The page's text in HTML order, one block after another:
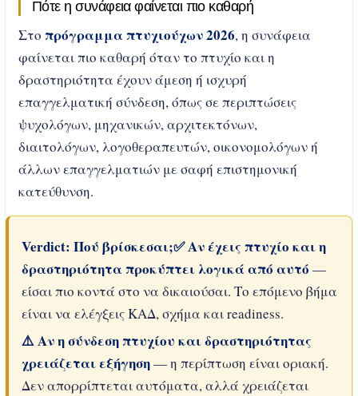
Πότε η συνάφεια φαίνεται πιο καθαρή
Στο πρόγραμμα πτυχιούχων 2026, η συνάφεια
φαίνεται πιο καθαρή όταν το πτυχίο και η
δραστηριότητα έχουν άμεση ή ισχυρή
επαγγελματική σύνδεση, όπως σε περιπτώσεις
ψυχολόγων, μηχανικών, αρχιτεκτόνων,
διαιτολόγων, λογοθεραπευτών, οικονομολόγων ή
άλλων επαγγελματιών με σαφή επιστημονική
κατεύθυνση.
Verdict: Πού βρίσκεσαι;✅ Αν έχεις πτυχίο και η
δραστηριότητα προκύπτει λογικά από αυτό —
είσαι πιο κοντά στο να δικαιούσαι. Το επόμενο βήμα
είναι να ελέγξεις ΚΑΔ, σχήμα και readiness.
⚠️ Αν η σύνδεση πτυχίου και δραστηριότητας
χρειάζεται εξήγηση— η περίπτωση είναι οριακή.
Δεν απορρίπτεται αυτόματα, αλλά χρειάζεται